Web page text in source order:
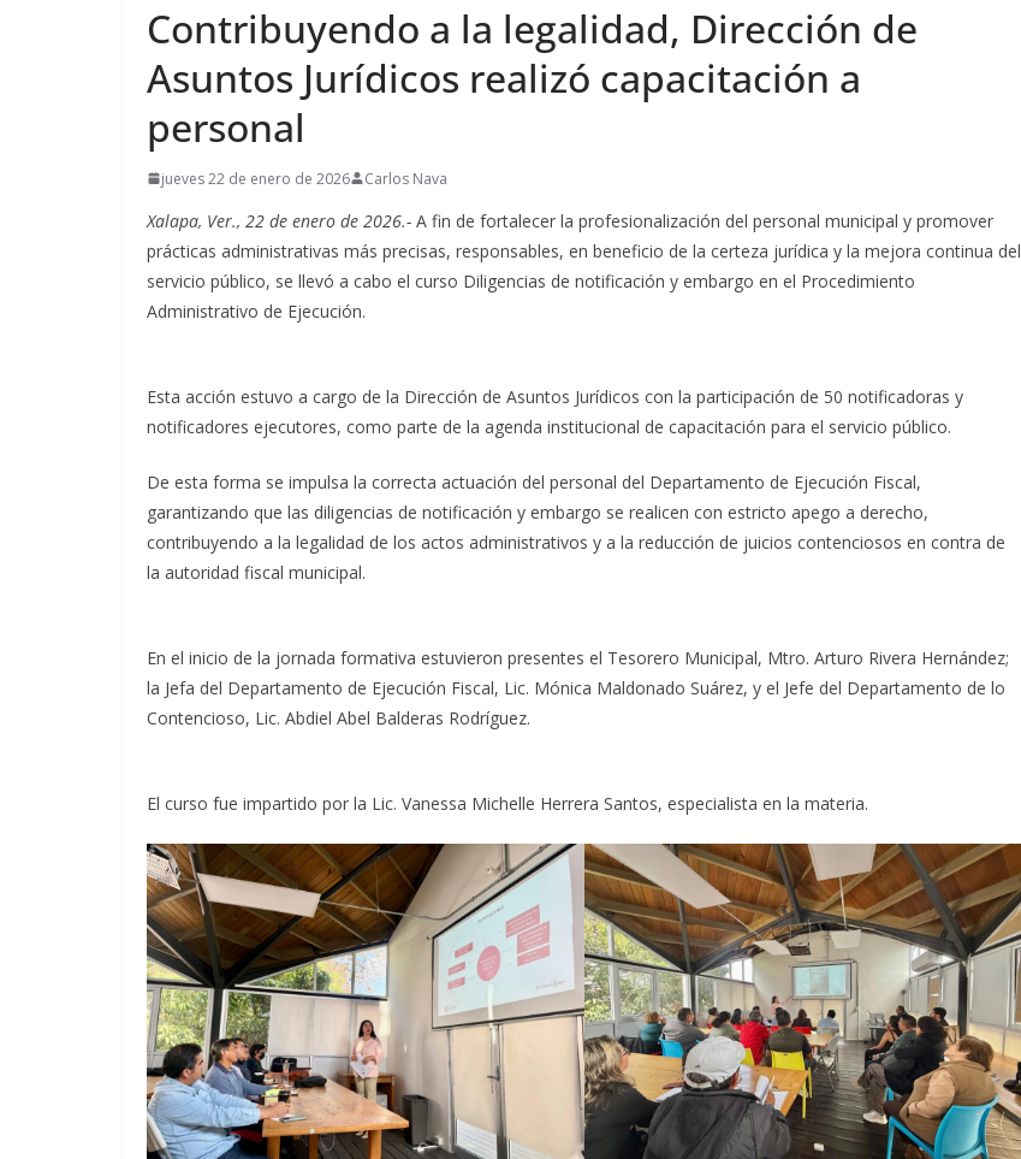
Contribuyendo a la legalidad, Dirección de
Asuntos Jurídicos realizó capacitación a
personal
jueves 22 de enero de 2026 Carlos Nava
Xalapa, Ver., 22 de enero de 2026.- A fin de fortalecer la profesionalización del personal municipal y promover
prácticas administrativas más precisas, responsables, en beneficio de la certeza jurídica y la mejora continua del
servicio público, se llevó a cabo el curso Diligencias de notificación y embargo en el Procedimiento
Administrativo de Ejecución.
Esta acción estuvo a cargo de la Dirección de Asuntos Jurídicos con la participación de 50 notificadoras y
notificadores ejecutores, como parte de la agenda institucional de capacitación para el servicio público.
De esta forma se impulsa la correcta actuación del personal del Departamento de Ejecución Fiscal,
garantizando que las diligencias de notificación y embargo se realicen con estricto apego a derecho,
contribuyendo a la legalidad de los actos administrativos y a la reducción de juicios contenciosos en contra de
la autoridad fiscal municipal.
En el inicio de la jornada formativa estuvieron presentes el Tesorero Municipal, Mtro. Arturo Rivera Hernández;
la Jefa del Departamento de Ejecución Fiscal, Lic. Mónica Maldonado Suárez, y el Jefe del Departamento de lo
Contencioso, Lic. Abdiel Abel Balderas Rodríguez.
El curso fue impartido por la Lic. Vanessa Michelle Herrera Santos, especialista en la materia.